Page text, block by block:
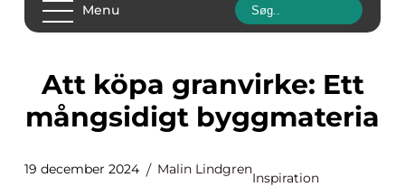
Menu
Att köpa granvirke: Ett
mångsidigt byggmateria
19 december 2024 Malin Lindgren
Inspiration